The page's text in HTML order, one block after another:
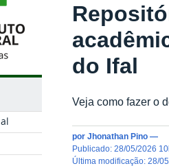
do Ifal
Veja como fazer o
porJhonathan Pino —
publicado:28/05/2026
última modificação:28/